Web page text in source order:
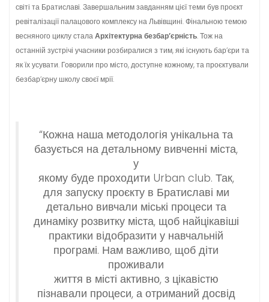
світі та Братиславі. Завершальним завданням цієї теми був проєкт
ревіталізації палацового комплексу на Львівщині. Фінальною темою
весняного циклу сталаАрхітектурна безбар’єрність. Тож на
останній зустрічі учасники розбиралися з тим, які існують бар’єри та
як їх усувати. Говорили про місто, доступне кожному, та проєктували
безбар’єрну школу своєї мрії.
“Кожна наша методологія унікальна та
базується на детальному вивченні міста,
у
якому буде проходити Urban club. Так,
для запуску проєкту в Братиславі ми
детально вивчали міські процеси та
динаміку розвитку міста, щоб найцікавіші
практики відобразити у навчальній
програмі. Нам важливо, щоб діти
проживали
життя в місті активно, з цікавістю
пізнавали процеси, а отриманий досвід